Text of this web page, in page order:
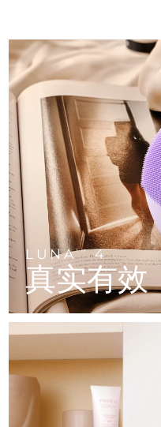
LUNATM4
真实有效
LUNA™
For men,
LUNA™
For young
LUNA™
For travel
LUNA™
Premium
LUNA™
All facial
BEAR™
面部提拉
Premium
BEAR™
All
UFO™ 3
Near-
device
UFO™
Red light
UFO™ 3
Portable
面膜
UFO™ 设
All deep
issa™ 4
Smart
issa™ 4
Hybrid
issa™ 4
For ages 0-
issa™
ISSA™ 设
All silicone
抗老
FAQ™
Clinical
FAQ™
Advanced
FAQ™
Luxurious
FAQ™
Manuka
FAQ™
LED mask
FAQ™
LED mask
FAQ™
Anti-aging
FAQ™ 221
Anti-aging
生发
FAQ™
LED hair
FAQ™
Scalp
FAQ™护
All FAQ™
FAQ™
Full-
FAQ™
Full-
FAQ™
保健品
NEW
专业治疗
加拿大
智利
中国
哥伦比亚
克罗地亚
塞浦路斯
捷克
丹麦
芬兰